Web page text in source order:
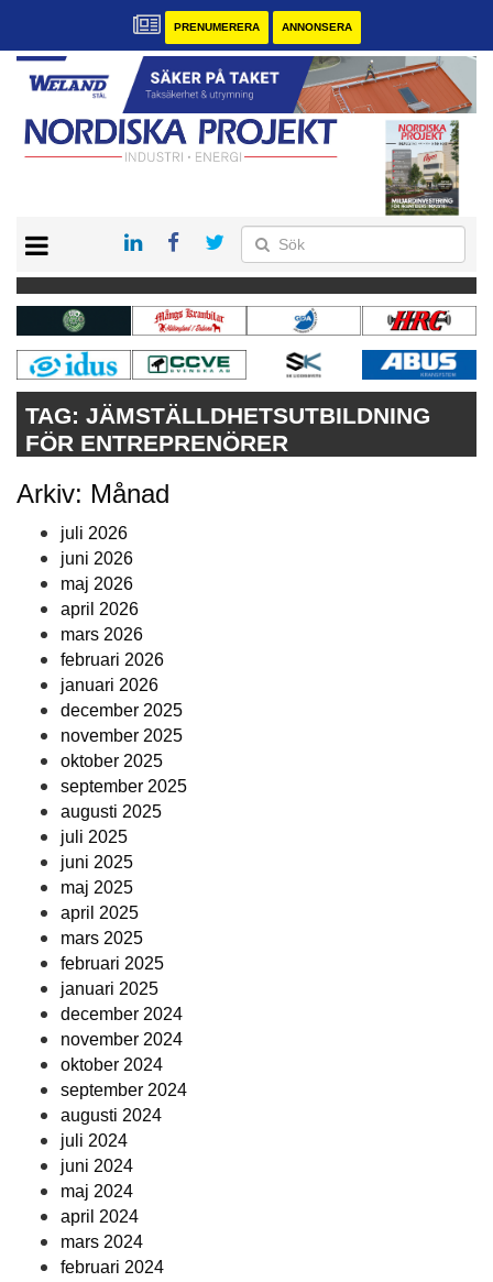
PRENUMERERA ANNONSERA
KONTAKT
VÅRA ANDRA MAGASIN
PRENUMERERA
ANNONSERA
TAG: JÄMSTÄLLDHETSUTBILDNING
FÖR ENTREPRENÖRER
Arkiv: Månad
juli 2026
juni 2026
maj 2026
april 2026
mars 2026
februari 2026
januari 2026
december 2025
november 2025
oktober 2025
september 2025
augusti 2025
juli 2025
juni 2025
maj 2025
april 2025
mars 2025
februari 2025
januari 2025
december 2024
november 2024
oktober 2024
september 2024
augusti 2024
juli 2024
juni 2024
maj 2024
april 2024
mars 2024
februari 2024